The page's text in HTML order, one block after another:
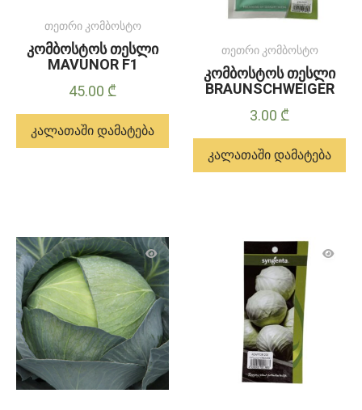
თეთრი კომბოსტო
კომბოსტოს თესლი
MAVUNOR F1
45.00 ₾
კალათაში დამატება
თეთრი კომბოსტო
კომბოსტოს თესლი
BRAUNSCHWEIGER
3.00 ₾
კალათაში დამატება